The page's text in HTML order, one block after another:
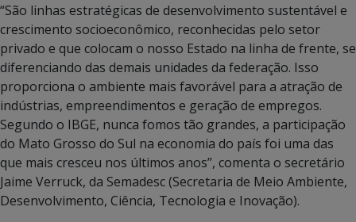
“São linhas estratégicas de desenvolvimento sustentável e
crescimento socioeconômico, reconhecidas pelo setor
privado e que colocam o nosso Estado na linha de frente, se
diferenciando das demais unidades da federação. Isso
proporciona o ambiente mais favorável para a atração de
indústrias, empreendimentos e geração de empregos.
Segundo o IBGE, nunca fomos tão grandes, a participação
do Mato Grosso do Sul na economia do país foi uma das
que mais cresceu nos últimos anos”, comenta o secretário
Jaime Verruck, da Semadesc (Secretaria de Meio Ambiente,
Desenvolvimento, Ciência, Tecnologia e Inovação).